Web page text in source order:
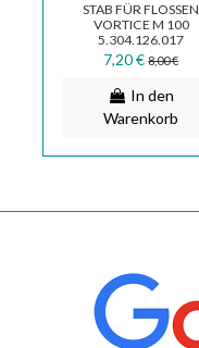
STAB FÜR FLOSSEN
VORTICE M 100
5.304.126.017
7,20 € 8,00 €
In den
Warenkorb